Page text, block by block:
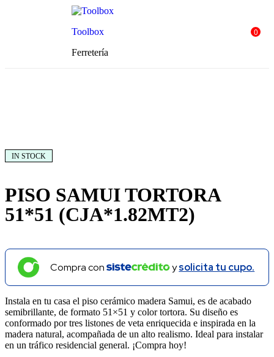
Toolbox
Ferretería
0
IN STOCK
PISO SAMUI TORTORA
51*51 (CJA*1.82MT2)
Compra con ysolicita tu cupo.
Instala en tu casa el piso cerámico madera Samui, es de acabado
semibrillante, de formato 51×51 y color tortora. Su diseño es
conformado por tres listones de veta enriquecida e inspirada en la
madera natural, acompañada de un alto realismo. Ideal para instalar
en un tráfico residencial general. ¡Compra hoy!